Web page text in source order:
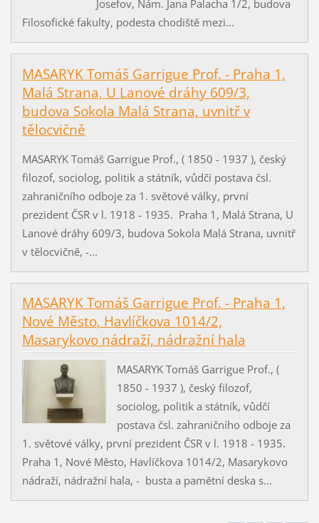
Josefov, Nám. Jana Palacha 1/2, budova
Filosofické fakulty, podesta chodiště mezi...
MASARYK Tomáš Garrigue Prof. - Praha 1,
Malá Strana, U Lanové dráhy 609/3,
budova Sokola Malá Strana, uvnitř v
tělocvičně
MASARYK Tomáš Garrigue Prof., ( 1850 - 1937 ), český
filozof, sociolog, politik a státník, vůdčí postava čsl.
zahraničního odboje za 1. světové války, první
prezident ČSR v l. 1918 - 1935. Praha 1, Malá Strana, U
Lanové dráhy 609/3, budova Sokola Malá Strana, uvnitř
v tělocvičně, -...
MASARYK Tomáš Garrigue Prof. - Praha 1,
Nové Město, Havlíčkova 1014/2,
Masarykovo nádraží, nádražní hala
MASARYK Tomáš Garrigue Prof., (
1850 - 1937 ), český filozof,
sociolog, politik a státník, vůdčí
postava čsl. zahraničního odboje za
1. světové války, první prezident ČSR v l. 1918 - 1935.
Praha 1, Nové Město, Havlíčkova 1014/2, Masarykovo
nádraží, nádražní hala, - busta a pamětní deska s...